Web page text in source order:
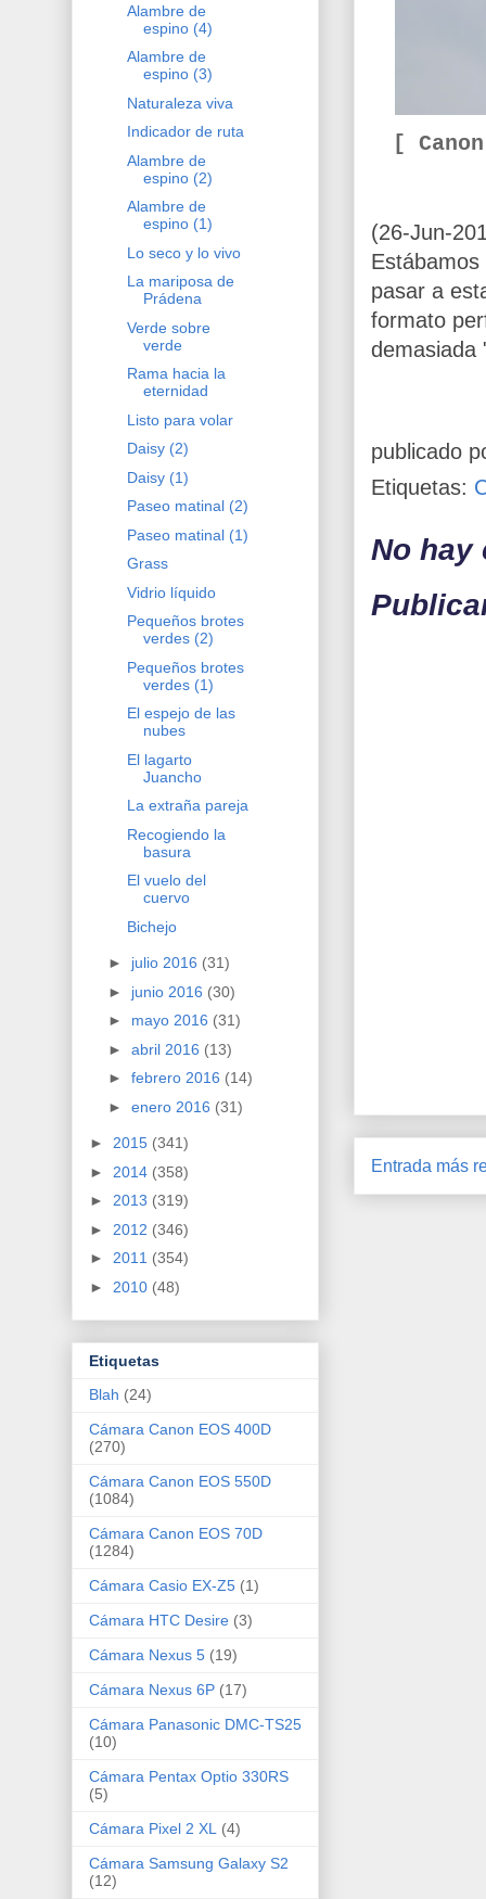
[
(26-Jun-
pasar a
formato
demasiada
publicado
Etiquetas:
No hay
Entrada más
Alambre de
espino (4)
Alambre de
espino (3)
Naturaleza viva
Indicador de ruta
Alambre de
espino (2)
Alambre de
espino (1)
Lo seco y lo vivo
La mariposa de
Prádena
Verde sobre
verde
Rama hacia la
eternidad
Listo para volar
Daisy (2)
Daisy (1)
Paseo matinal (2)
Paseo matinal (1)
Grass
Vidrio líquido
Pequeños brotes
verdes (2)
Pequeños brotes
verdes (1)
El espejo de las
nubes
El lagarto
Juancho
La extraña pareja
Recogiendo la
basura
El vuelo del
cuervo
Bichejo
► julio 2016 (31)
► junio 2016 (30)
► mayo 2016 (31)
► abril 2016 (13)
► febrero 2016 (14)
► enero 2016 (31)
► 2015 (341)
► 2014 (358)
► 2013 (319)
► 2012 (346)
► 2011 (354)
► 2010 (48)
Etiquetas
Blah (24)
Cámara Canon EOS 400D
(270)
Cámara Canon EOS 550D
(1084)
Cámara Canon EOS 70D
(1284)
Cámara Casio EX-Z5 (1)
Cámara HTC Desire (3)
Cámara Nexus 5 (19)
Cámara Nexus 6P (17)
Cámara Panasonic DMC-TS25
(10)
Cámara Pentax Optio 330RS
(5)
Cámara Pixel 2 XL
(4)
Cámara Samsung Galaxy S2
(12)